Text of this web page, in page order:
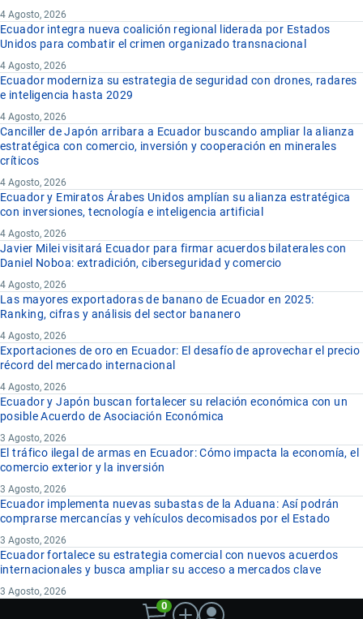
4 Agosto, 2026
Ecuador integra nueva coalición regional liderada por Estados
Unidos para combatir el crimen organizado transnacional
4 Agosto, 2026
Ecuador moderniza su estrategia de seguridad con drones, radares
e inteligencia hasta 2029
4 Agosto, 2026
Canciller de Japón arribara a Ecuador buscando ampliar la alianza
estratégica con comercio, inversión y cooperación en minerales
críticos
4 Agosto, 2026
Ecuador y Emiratos Árabes Unidos amplían su alianza estratégica
con inversiones, tecnología e inteligencia artificial
4 Agosto, 2026
Javier Milei visitará Ecuador para firmar acuerdos bilaterales con
Daniel Noboa: extradición, ciberseguridad y comercio
4 Agosto, 2026
Las mayores exportadoras de banano de Ecuador en 2025:
Ranking, cifras y análisis del sector bananero
4 Agosto, 2026
Exportaciones de oro en Ecuador: El desafío de aprovechar el precio
récord del mercado internacional
4 Agosto, 2026
Ecuador y Japón buscan fortalecer su relación económica con un
posible Acuerdo de Asociación Económica
3 Agosto, 2026
El tráfico ilegal de armas en Ecuador: Cómo impacta la economía, el
comercio exterior y la inversión
3 Agosto, 2026
Ecuador implementa nuevas subastas de la Aduana: Así podrán
comprarse mercancías y vehículos decomisados por el Estado
3 Agosto, 2026
Ecuador fortalece su estrategia comercial con nuevos acuerdos
internacionales y busca ampliar su acceso a mercados clave
3 Agosto, 2026
0